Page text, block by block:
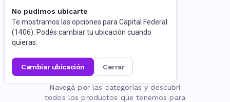
No pudimos ubicarte
Te mostramos las opciones para Capital Federal
(1406). Podés cambiar tu ubicación cuando
quieras.
cambiar ubicación cerrar
La página no existe
Navegá por las categorías y descubrí
todos los productos que tenemos para